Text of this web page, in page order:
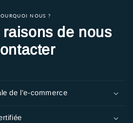
NOUS ?
de nous
de l'e-commerce